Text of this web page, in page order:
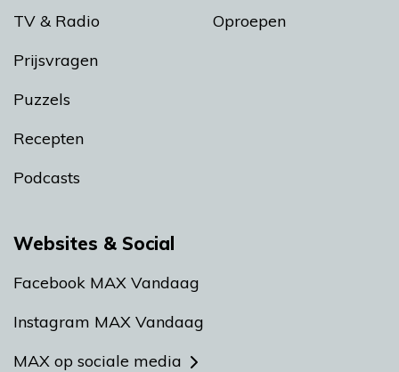
TV & Radio
Prijsvragen
Puzzels
Recepten
Podcasts
Oproepen
Websites & Social
Facebook MAX Vandaag
Instagram MAX Vandaag
MAX op sociale media